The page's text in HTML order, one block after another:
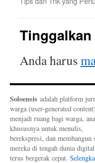
Tinggalkan
Anda harus
Soloensis adalah platform
warga (user-generated
menjadi ruang bagi warga,
khususnya untuk menulis,
berekspresi, dan membangun
mereka di tengah dunia
terus bergerak cepat.